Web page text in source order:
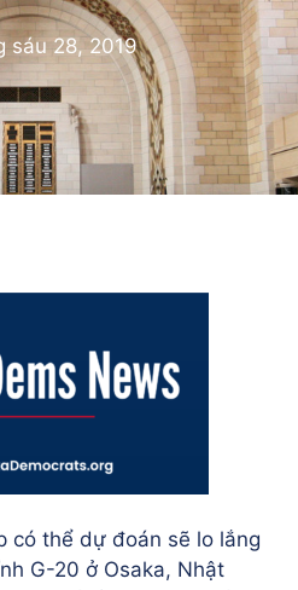
sáu 28, 2019
có thể dự đoán sẽ lo lắng
G-20 ở Osaka, Nhật